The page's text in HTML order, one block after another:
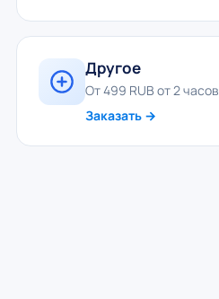
Другое
От 499 RUB от 2 часов
Заказать →